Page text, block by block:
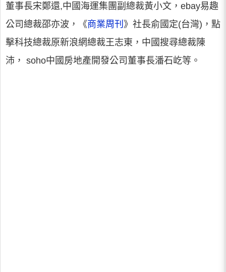
董事長宋鄭還,中國海運集團副總裁黃小文，ebay易趣
公司總裁邵亦波，《商業周刊 》社長俞國定(台灣)，點
擊科技總裁原新浪網總裁王志東，中國搜尋總裁陳
沛， soho中國房地產開發公司董事長潘石屹等。